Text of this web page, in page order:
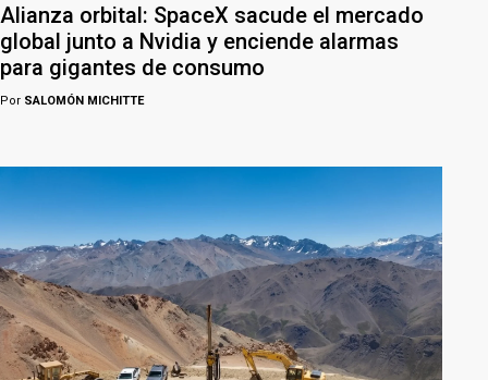
Alianza orbital: SpaceX sacude el mercado
global junto a Nvidia y enciende alarmas
para gigantes de consumo
Por SALOMÓN MICHITTE